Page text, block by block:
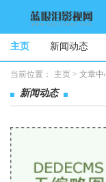
主页 新闻动态
当前位置： 主页 > 文章中
新闻动态